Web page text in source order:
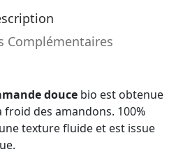
Complémentaires
douce bio est obtenue
des amandons. 100%
texture fluide et est issue